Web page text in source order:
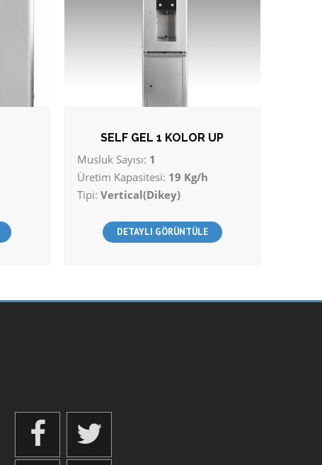
SELF GEL 1 KOLOR UP
Musluk Sayısı: 1
Üretim Kapasitesi: 19 Kg/h
Tipi: Vertical(Dikey)
DETAYLI GÖRÜNTÜLE